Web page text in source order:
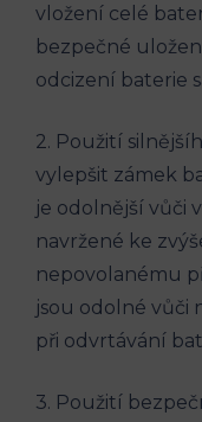
vložení celé
bezpečné
odcizení baterie
2. Použití
vylepšit zámek
je odolnější vůči
navržené ke
nepovolanému
jsou odolné vůči
při odvrtávání
3. Použití